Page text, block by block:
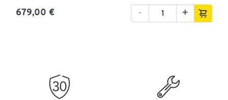
679,00 € +
-